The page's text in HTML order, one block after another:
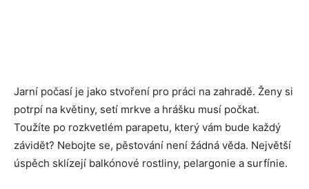
Jarní počasí je jako stvoření pro práci na zahradě. Ženy si
potrpí na květiny, setí mrkve a hrášku musí počkat.
Toužíte po rozkvetlém parapetu, který vám bude každý
závidět? Nebojte se, pěstování není žádná věda. Největší
úspěch sklízejí balkónové rostliny, pelargonie a surfínie.